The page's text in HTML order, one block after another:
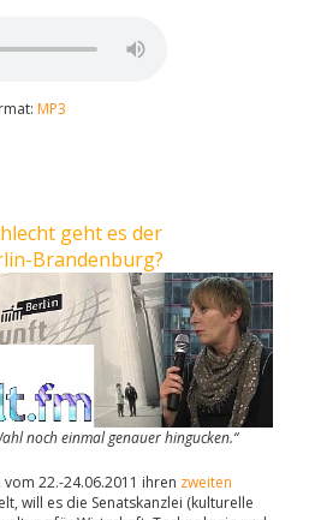
MP3
geht es der
Brandenburg?
noch einmal genauer hingucken.“
22.-24.06.2011 ihren zweiten
will es die Senatskanzlei (kulturelle